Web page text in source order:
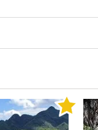
-Can Tho-Phu